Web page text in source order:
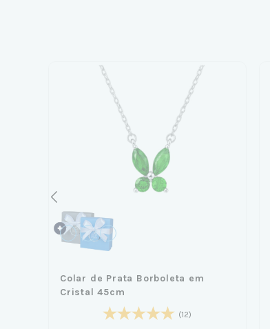
Colar de Prata Borboleta em
Cristal 45cm
(12)